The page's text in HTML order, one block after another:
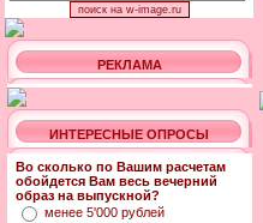
РЕКЛАМА
ИНТЕРЕСНЫЕ ОПРОСЫ
Во сколько по Вашим расчетам
обойдется Вам весь вечерний
образ на выпускной?
менее 5'000 рублей